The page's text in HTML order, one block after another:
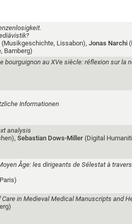
(Musikgeschichte, Lissabon), Jonas Narchi
Bamberg)
bourguignon au XVe siècle: réflexion sur la
Informationen
analysis
Sebastian Dows-Miller (Digital
Âge: les dirigeants de Sélestat à
in Medieval Medical Manuscripts and